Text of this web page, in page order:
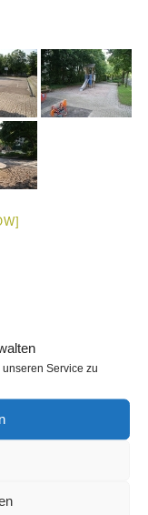
Service zu